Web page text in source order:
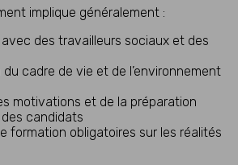
implique généralement :
des travailleurs sociaux et des
cadre de vie et de l’environnement
motivations et de la préparation
candidats
formation obligatoires sur les réalités